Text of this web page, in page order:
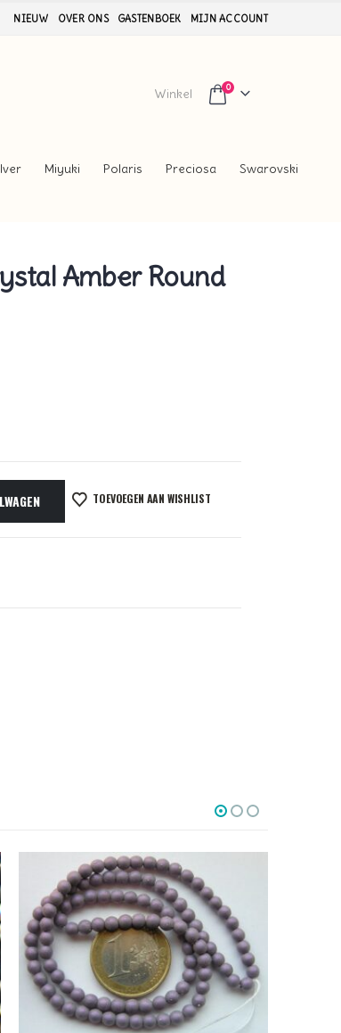
NIEUW OVER ONS GASTENBOEK MIJN ACCOUNT
Winkel 0
Miyuki Polaris Preciosa Swarovski
Amber Round
TOEVOEGEN AAN WISHLIST